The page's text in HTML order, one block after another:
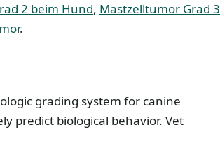
2 beim Hund, Mastzelltumor Grad 3
.
grading system for canine
predict biological behavior. Vet